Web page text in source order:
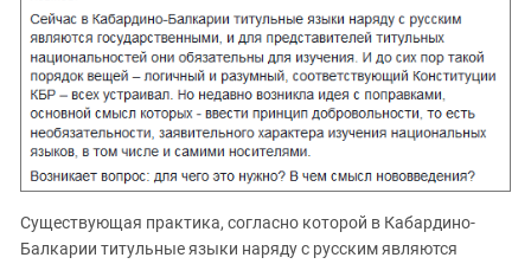
Существующая практика, согласно которой в Кабардино-
Балкарии титульные языки наряду с русским являются